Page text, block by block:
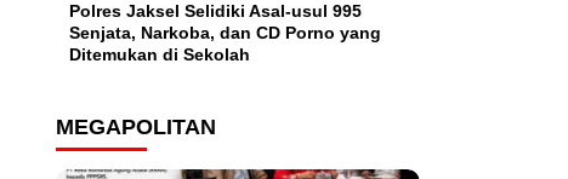
Polres Jaksel Selidiki Asal-usul 995
Senjata, Narkoba, dan CD Porno yang
Ditemukan di Sekolah
MEGAPOLITAN